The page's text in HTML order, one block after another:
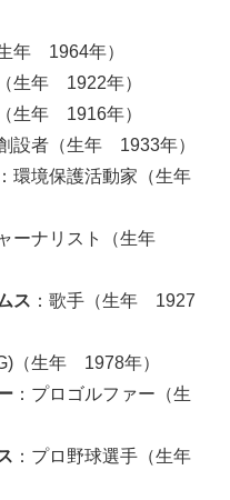
年 1964年）
生年 1922年）
生年 1916年）
設者（生年 1933年）
：環境保護活動家（生年
ーナリスト（生年
ス ：歌手（生年 1927
（生年 1978年）
：プロゴルファー（生
：プロ野球選手（生年